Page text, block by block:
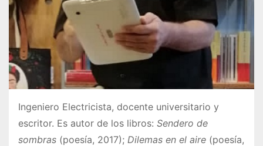
Ingeniero Electricista, docente universitario y
escritor. Es autor de los libros: Sendero de
sombras (poesía, 2017); Dilemas en el aire (poesía,